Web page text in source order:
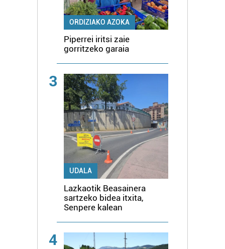
ORDIZIAKO AZOKA
Piperrei iritsi zaie
gorritzeko garaia
3
UDALA
Lazkaotik Beasainera
sartzeko bidea itxita,
Senpere kalean
4